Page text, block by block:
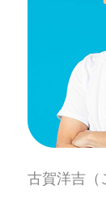
古賀洋吉（